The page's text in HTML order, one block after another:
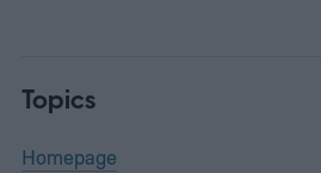
Topics
Homepage